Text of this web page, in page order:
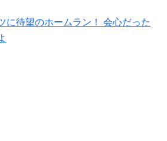
に待望のホームラン！ 会心だった